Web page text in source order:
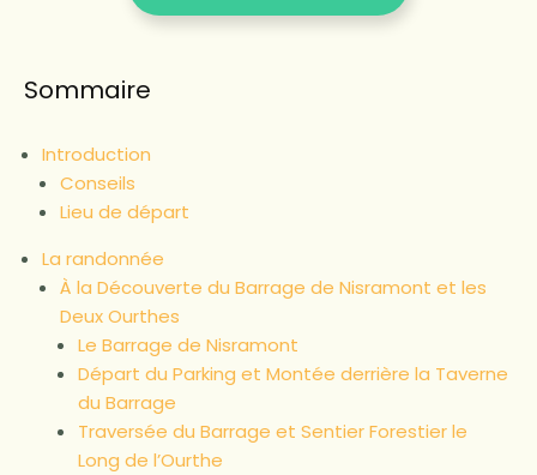
Sommaire
Introduction
Conseils
Lieu de départ
La randonnée
À la Découverte du Barrage de Nisramont et les
Deux Ourthes
Le Barrage de Nisramont
Départ du Parking et Montée derrière la Taverne
du Barrage
Traversée du Barrage et Sentier Forestier le
Long de l’Ourthe